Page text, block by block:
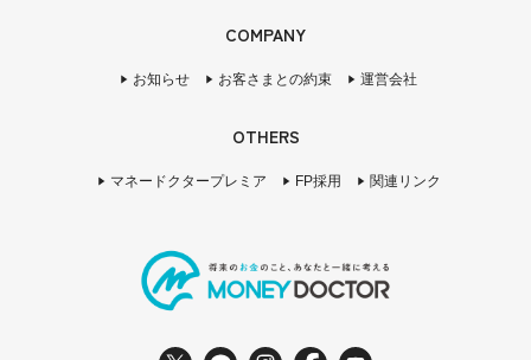
COMPANY
お知らせ お客さまとの約束 運営会社
OTHERS
マネードクタープレミア FP採用 関連リンク